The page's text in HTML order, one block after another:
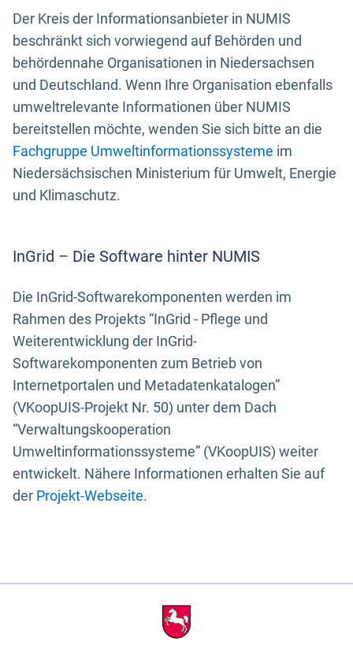
Der Kreis der Informationsanbieter in NUMIS
beschränkt sich vorwiegend auf Behörden und
behördennahe Organisationen in Niedersachsen
und Deutschland. Wenn Ihre Organisation ebenfalls
umweltrelevante Informationen über NUMIS
bereitstellen möchte, wenden Sie sich bitte an die
Fachgruppe Umweltinformationssysteme im
Niedersächsischen Ministerium für Umwelt, Energie
und Klimaschutz.
InGrid – Die Software hinter NUMIS
Die InGrid-Softwarekomponenten werden im
Rahmen des Projekts “InGrid - Pflege und
Weiterentwicklung der InGrid-
Softwarekomponenten zum Betrieb von
Internetportalen und Metadatenkatalogen”
(VKoopUIS-Projekt Nr. 50) unter dem Dach
“Verwaltungskooperation
Umweltinformationssysteme” (VKoopUIS) weiter
entwickelt. Nähere Informationen erhalten Sie auf
der Projekt-Webseite.